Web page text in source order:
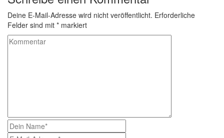
Deine E-Mail-Adresse wird nicht veröffentlicht. Erforderliche
Felder sind mit * markiert